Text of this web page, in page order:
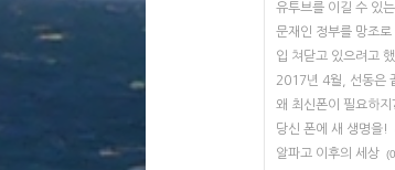
유투브를 이길 수 있
문재인 정부를 망조
입 쳐닫고 있으려고 했
2017년 4월, 선동은
왜 최신폰이 필요하지
당신 폰에 새 생명을!
알파고 이후의 세상